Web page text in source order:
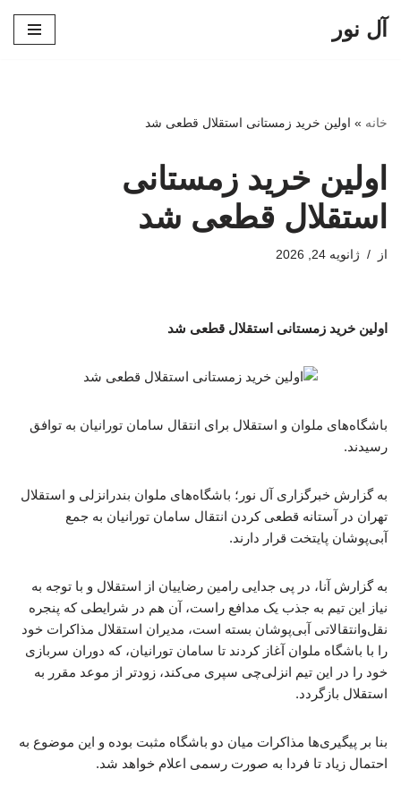
آل نور
خانه » اولین خرید زمستانی استقلال قطعی شد
اولین خرید زمستانی
استقلال قطعی شد
از ژانویه 24, 2026
اولین خرید زمستانی استقلال قطعی شد
باشگاه‌های ملوان و استقلال برای انتقال سامان تورانیان به توافق
رسیدند.
به گزارش خبرگزاری آل نور؛ باشگاه‌های ملوان بندرانزلی و استقلال
تهران در آستانه قطعی کردن انتقال سامان تورانیان به جمع
آبی‌پوشان پایتخت قرار دارند.
به گزارش آنا، در پی جدایی رامین رضاییان از استقلال و با توجه به
نیاز این تیم به جذب یک مدافع راست، آن هم در شرایطی که پنجره
نقل‌وانتقالاتی آبی‌پوشان بسته است، مدیران استقلال مذاکرات خود
را با باشگاه ملوان آغاز کردند تا سامان تورانیان، که دوران سربازی
خود را در این تیم انزلی‌چی سپری می‌کند، زودتر از موعد مقرر به
استقلال بازگردد.
بنا بر پیگیری‌ها مذاکرات میان دو باشگاه مثبت بوده و این موضوع به
احتمال زیاد تا فردا به صورت رسمی اعلام خواهد شد.